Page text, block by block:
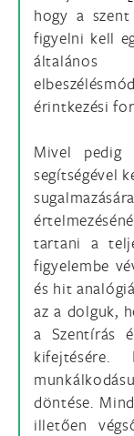
hogy a
figyelni kell
általános
érintkezési
Mivel pedig
segítségével
tartani a
figyelembe
és hit
az a dolguk,
a Szentírás
döntése.
illetően